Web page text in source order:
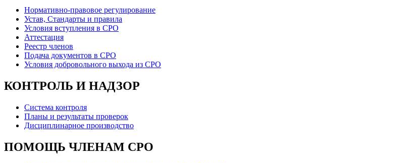
Нормативно-правовое регулирование
Устав, Стандарты и правила
Условия вступления в СРО
Аттестация
Реестр членов
Подача документов в СРО
Условия добровольного выхода из СРО
КОНТРОЛЬ И НАДЗОР
Система контроля
Планы и результаты проверок
Дисциплинарное производство
ПОМОЩЬ ЧЛЕНАМ СРО